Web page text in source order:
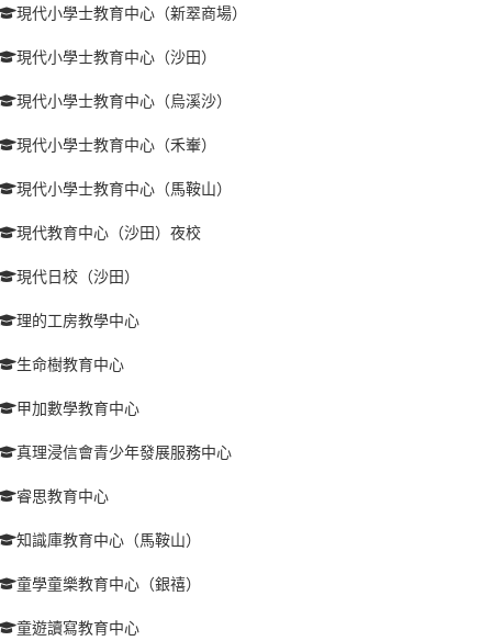
現代小學士教育中心（新翠商場）
現代小學士教育中心（沙田）
現代小學士教育中心（烏溪沙）
現代小學士教育中心（禾輋）
現代小學士教育中心（馬鞍山）
現代教育中心（沙田）夜校
現代日校（沙田）
理的工房教學中心
生命樹教育中心
甲加數學教育中心
真理浸信會青少年發展服務中心
睿思教育中心
知識庫教育中心（馬鞍山）
童學童樂教育中心（銀禧）
童遊讀寫教育中心